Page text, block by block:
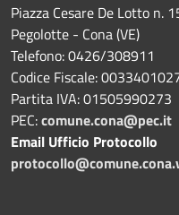
Piazza Cesare De Lotto n.
Pegolotte - Cona (VE)
Telefono: 0426/308911
Codice Fiscale:
Partita IVA: 01505990273
PEC:comune.cona@pec.it
Email Ufficio Protocollo